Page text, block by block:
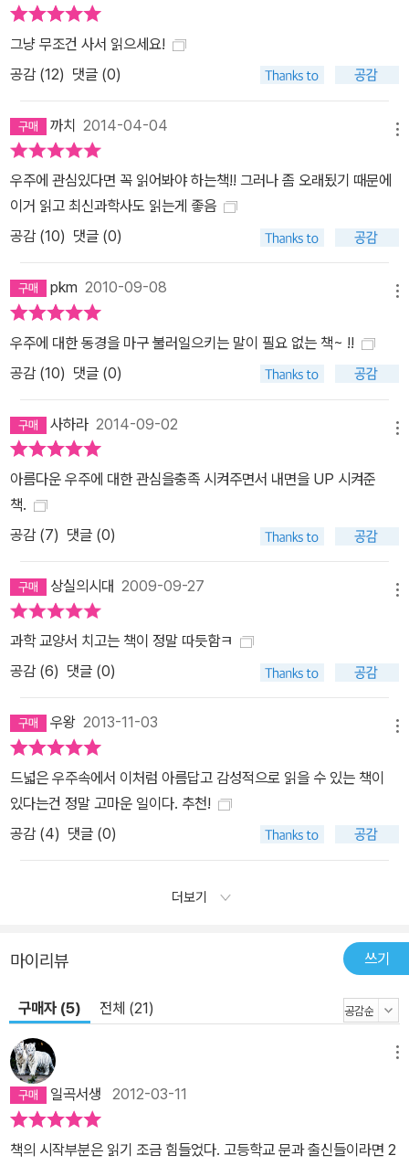
그냥 무조건 사서 읽으세요!
공감 (12) 댓글 (0)
까치 2014-04-04
우주에 관심있다면 꼭 읽어봐야 하는책!! 그러나 좀 오래됬기 때문에
이거 읽고 최신과학사도 읽는게 좋음
공감 (10) 댓글 (0)
pkm 2010-09-08
우주에 대한 동경을 마구 불러일으키는 말이 필요 없는 책~ !!
공감 (10) 댓글 (0)
사하라 2014-09-02
아름다운 우주에 대한 관심을충족 시켜주면서 내면을 UP 시켜준
책.
공감 (7) 댓글 (0)
상실의시대 2009-09-27
과학 교양서 치고는 책이 정말 따듯함ㅋ
공감 (6) 댓글 (0)
우왕 2013-11-03
드넓은 우주속에서 이처럼 아름답고 감성적으로 읽을 수 있는 책이
있다는건 정말 고마운 일이다. 추천!
공감 (4) 댓글 (0)
더보기
마이리뷰 쓰기
구매자 (5) 전체 (21)
일곡서생 2012-03-11
책의 시작부분은 읽기 조금 힘들었다. 고등학교 문과 출신들이라면 2